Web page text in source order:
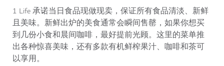
1 Life 承诺当日食品现做现卖，保证所有食品清淡、新鲜
且美味。新鲜出炉的美食通常会瞬间售罄，如果你想买
到几份小食和晨间咖啡，最好提前光顾。这里的菜单推
出各种惊喜美味，还有多款有机鲜榨果汁、咖啡和茶可
以享用。